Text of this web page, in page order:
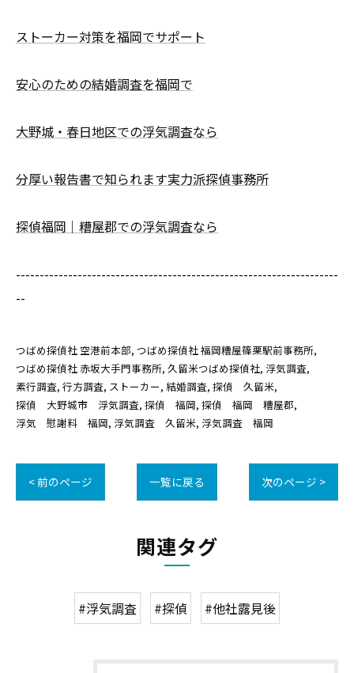
ストーカー対策を福岡でサポート
安心のための結婚調査を福岡で
大野城・春日地区での浮気調査なら
分厚い報告書で知られます実力派探偵事務所
探偵福岡｜糟屋郡での浮気調査なら
--------------------------------------------------------------------
--
つばめ探偵社 空港前本部 つばめ探偵社 福岡糟屋篠栗駅前事務所
つばめ探偵社 赤坂大手門事務所 久留米つばめ探偵社 浮気調査
素行調査 行方調査 ストーカー 結婚調査 探偵 久留米
探偵 大野城市 浮気調査 探偵 福岡 探偵 福岡 糟屋郡
浮気 慰謝料 福岡 浮気調査 久留米 浮気調査 福岡
< 前のページ 一覧に戻る 次のページ >
関連タグ
#浮気調査 #探偵 #他社露見後